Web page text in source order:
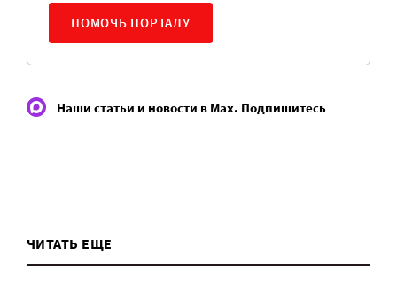
ПОМОЧЬ ПОРТАЛУ
Наши статьи и новости в Max. Подпишитесь
ЧИТАТЬ ЕЩЕ